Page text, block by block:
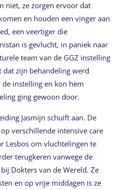
niet, ze zorgen ervoor dat
en houden een vinger aan
een veertiger die
is gevlucht, in paniek naar
team van de GGZ instelling
zijn behandeling werd
de instelling en kon hem
ging gewoon door.
Jasmijn schuift aan. De
verschillende intensive care
Lesbos om vluchtelingen te
terugkeren vanwege de
Dokters van de Wereld. Ze
en op vrije middagen is ze